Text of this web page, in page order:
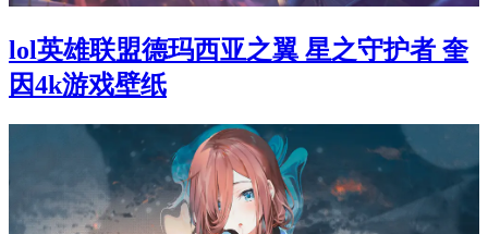
lol英雄联盟德玛西亚之翼 星之守护者 奎
因4k游戏壁纸